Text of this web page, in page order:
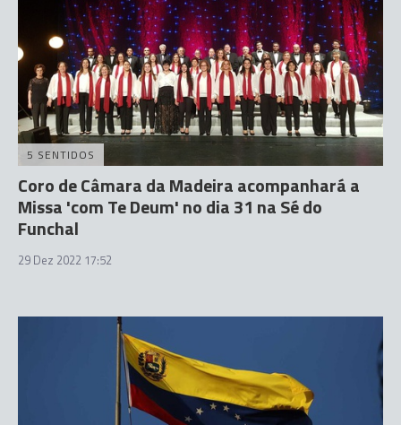
5 SENTIDOS
Coro de Câmara da Madeira acompanhará a
Missa 'com Te Deum' no dia 31 na Sé do
Funchal
29 Dez 2022 17:52